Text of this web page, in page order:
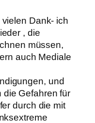
Dank- ich
, die
müssen,
auch Mediale
und
Gefahren für
durch die mit